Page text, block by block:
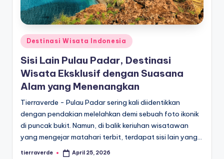
Posted
in
Destinasi Wisata Indonesia
Sisi Lain Pulau Padar, Destinasi
Wisata Eksklusif dengan Suasana
Alam yang Menenangkan
Tierraverde - Pulau Padar sering kali diidentikkan
dengan pendakian melelahkan demi sebuah foto ikonik
di puncak bukit. Namun, di balik keriuhan wisatawan
yang mengejar matahari terbit, terdapat sisi lain yang…
Posted
tierraverde April 25, 2026